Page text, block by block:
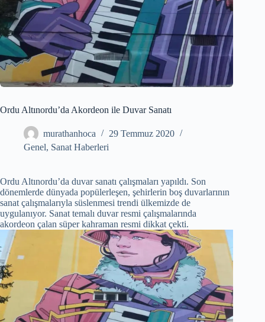
Ordu Altınordu’da Akordeon ile Duvar Sanatı
murathanhoca
29 Temmuz 2020
Genel, Sanat Haberleri
Ordu Altınordu’da duvar sanatı çalışmaları yapıldı. Son
dönemlerde dünyada popülerleşen, şehirlerin boş duvarlarının
sanat çalışmalarıyla süslenmesi trendi ülkemizde de
uygulanıyor. Sanat temalı duvar resmi çalışmalarında
akordeon çalan süper kahraman resmi dikkat çekti.